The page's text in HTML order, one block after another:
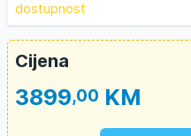
dostupnost
Cijena
3899,00 KM